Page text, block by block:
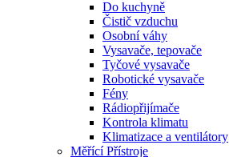
Do kuchyně
Čistič vzduchu
Osobní váhy
Vysavače, tepovače
Tyčové vysavače
Robotické vysavače
Fény
Rádiopřijímače
Kontrola klimatu
Klimatizace a ventilátory
Měřící Přístroje